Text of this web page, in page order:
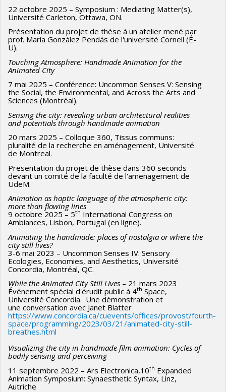
soutenu par le Conseil de recherches en sciences humaines du
Canada et vise à examiner la relation entre l'animation artisanale
et la construction de villes à l'échelle humaine et comment la
pratique du film artisanal peut révéler les qualités expérientielles
de l'environnement bâti.
22 octobre 2025 – Symposium : Mediating Matter(s),
Université Carleton, Ottawa, ON.
Présentation du projet de thèse à un atelier mené par
prof. María González Pendás de l'université Cornell (É-
U).
Touching Atmosphere: Handmade Animation for the
Animated City
7 mai 2025 – Conférence: Uncommon Senses V: Sensing
the Social, the Environmental, and Across the Arts and
Sciences (Montréal).
Sensing the city: revealing urban architectural realities
and potentials through handmade animation
20 mars 2025 – Colloque 360, Tissus communs:
pluralité de la recherche en aménagement, Université
de Montreal.
Presentation du projet de thèse dans 360 seconds
devant un comité de la faculté de l'amenagement de
UdeM.
Animation as haptic language of the atmospheric city:
more than flowing lines
9 octobre 2025 – 5th International Congress on
Ambiances, Lisbon, Portugal (en ligne).
Animating the handmade: places of nostalgia or where the
city still lives?
3-6 mai 2023 – Uncommon Senses IV: Sensory
Ecologies, Economies, and Aesthetics, Université
Concordia, Montréal, QC.
While the Animated City Still Lives – 21 mars 2023
Événement spécial d'érudit public à 4th Space,
Université Concordia. Une démonstration et
une conversation avec Janet Blatter
https://www.concordia.ca/cuevents/offices/provost/fourth-
space/programming/2023/03/21/animated-city-still-
breathes.html
Visualizing the city in handmade film animation: Cycles of
bodily sensing and perceiving
11 septembre 2022 – Ars Electronica,10th Expanded
Animation Symposium: Synaesthetic Syntax, Linz,
Autriche